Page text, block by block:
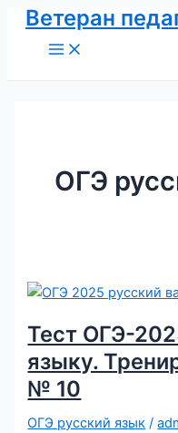
Перейти
Ветеран
Main
Menu
ОГЭ
Тест ОГЭ-
языку.
№ 10
ОГЭ русский язык /